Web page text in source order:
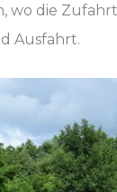
die
Ausfahrt.